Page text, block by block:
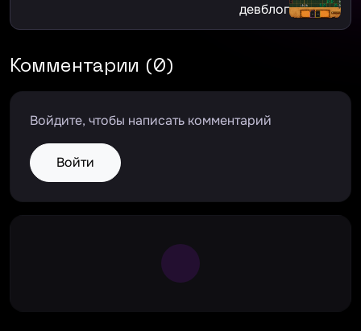
девблог
Комментарии (0)
Войдите, чтобы написать комментарий
Войти
Large Spinner